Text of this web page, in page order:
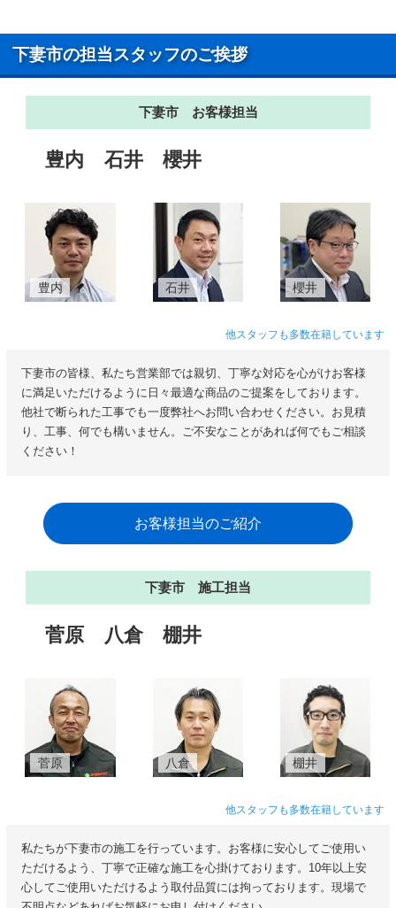
下妻市の担当スタッフのご挨拶
下妻市 お客様担当
豊内 石井 櫻井
豊内 石井 櫻井
他スタッフも多数在籍しています
下妻市の皆様、私たち営業部では親切、丁寧な対応を心がけお客様
に満足いただけるように日々最適な商品のご提案をしております。
他社で断られた工事でも一度弊社へお問い合わせください。お見積
り、工事、何でも構いません。ご不安なことがあれば何でもご相談
ください！
お客様担当のご紹介
下妻市 施工担当
菅原 八倉 棚井
菅原 八倉 棚井
他スタッフも多数在籍しています
私たちが下妻市の施工を行っています。お客様に安心してご使用い
ただけるよう、丁寧で正確な施工を心掛けております。10年以上安
心してご使用いただけるよう取付品質には拘っております。現場で